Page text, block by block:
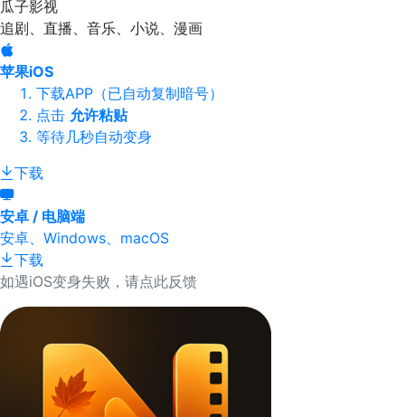
瓜子影视
追剧、直播、音乐、小说、漫画
苹果iOS
下载APP（已自动复制暗号）
点击 允许粘贴
等待几秒自动变身
下载
安卓 / 电脑端
安卓、Windows、macOS
下载
如遇iOS变身失败，请点此反馈